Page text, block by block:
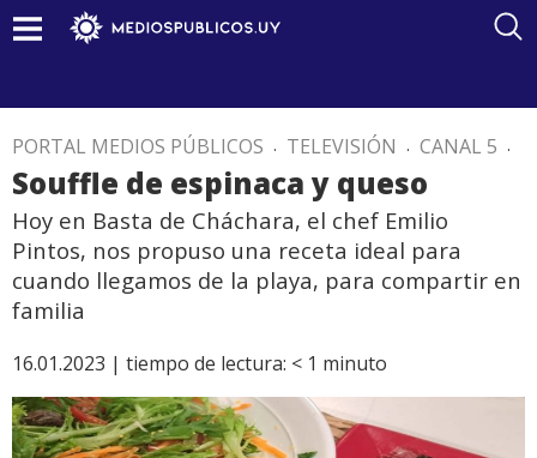
PORTAL MEDIOS PÚBLICOS . TELEVISIÓN . CANAL 5 .
Souffle de espinaca y queso
Hoy en Basta de Cháchara, el chef Emilio
Pintos, nos propuso una receta ideal para
cuando llegamos de la playa, para compartir en
familia
16.01.2023 | tiempo de lectura: < 1 minuto